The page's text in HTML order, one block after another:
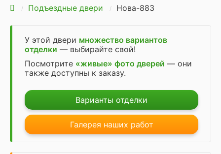
Подъездные двери Нова-883
У этой двери множество вариантов
отделки — выбирайте свой!
Посмотрите «живые» фото дверей — они
также доступны к заказу.
Варианты отделки
Галерея наших работ